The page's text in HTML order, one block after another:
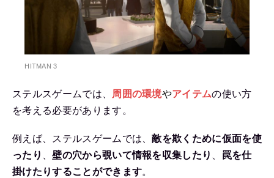
HITMAN 3
ステルスゲームでは、 周囲の環境やアイテムの使い方
を考える必要があります。
例えば、ステルスゲームでは、敵を欺くために仮面を使
ったり
、壁の穴から覗いて情報を収集したり
罠を仕
掛けたりすることができます。